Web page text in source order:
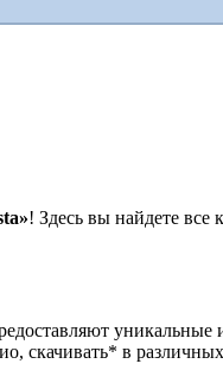
! Здесь вы найдете все
уникальные
скачивать* в